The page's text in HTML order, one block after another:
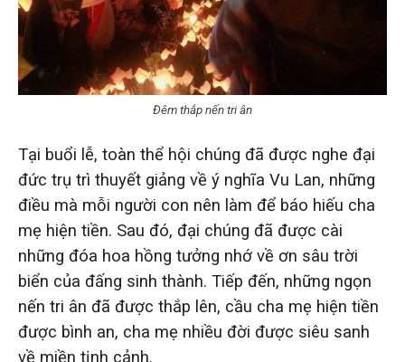
Đêm thắp nến tri ân
Tại buổi lễ, toàn thể hội chúng đã được nghe đại
đức trụ trì thuyết giảng về ý nghĩa Vu Lan, những
điều mà mỗi người con nên làm để báo hiếu cha
mẹ hiện tiền. Sau đó, đại chúng đã được cài
những đóa hoa hồng tưởng nhớ về ơn sâu trời
biển của đấng sinh thành. Tiếp đến, những ngọn
nến tri ân đã được thắp lên, cầu cha mẹ hiện tiền
được bình an, cha mẹ nhiều đời được siêu sanh
về miền tịnh cảnh.